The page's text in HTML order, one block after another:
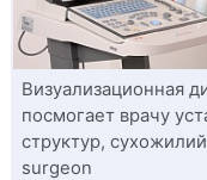
Визуализационная
посмогает врачу
структур,
surgeon